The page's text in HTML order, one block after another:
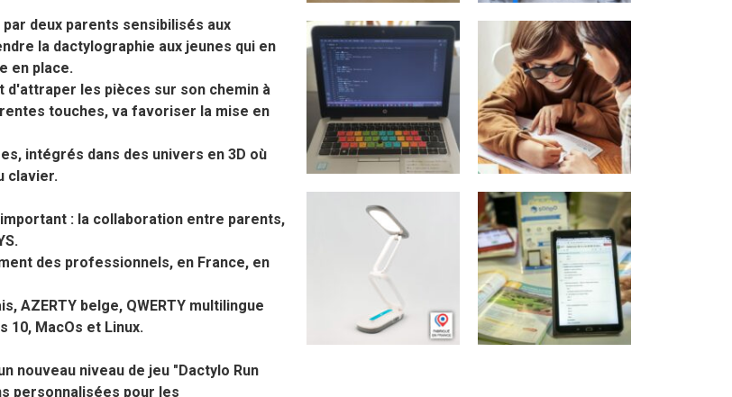
deux parents sensibilisés aux
la dactylographie aux jeunes qui en
en place.
d'attraper les pièces sur son chemin à
touches, va favoriser la mise en
intégrés dans des univers en 3D où
clavier.
: la collaboration entre parents,
des professionnels, en France, en
AZERTY belge, QWERTY multilingue
10, MacOs et Linux.
nouveau niveau de jeu "Dactylo Run
personnalisées pour les